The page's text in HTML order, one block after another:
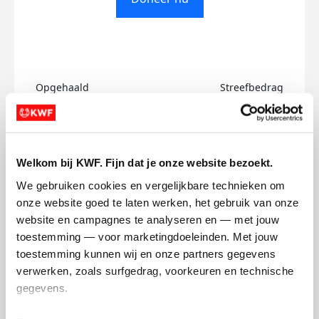
Welkom bij KWF. Fijn dat je onze website bezoekt.
We gebruiken cookies en vergelijkbare technieken om
onze website goed te laten werken, het gebruik van onze
website en campagnes te analyseren en — met jouw
toestemming — voor marketingdoeleinden. Met jouw
toestemming kunnen wij en onze partners gegevens
verwerken, zoals surfgedrag, voorkeuren en technische
gegevens.
Opgehaald
€0
Streefbedrag
€500
Vivian's badges